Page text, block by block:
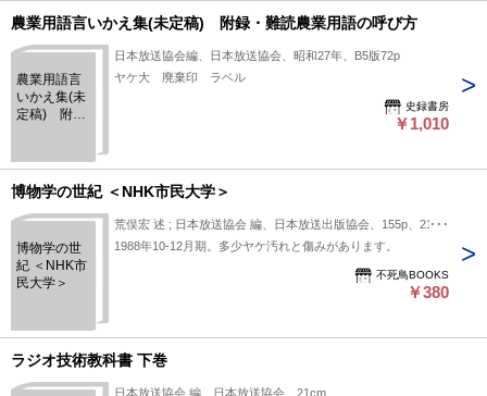
農業用語言いかえ集(未定稿) 附録・難読農業用語の呼び方
農業用語言
いかえ集(未
定稿) 附
び方
日本放送協会編、日本放送協会、昭和27年、B5版72p
ヤケ大 廃棄印 ラベル
史録書房
￥1,010
博物学の世紀 ＜NHK市民大学＞
博物学の世
紀 ＜NHK市
民大学＞
荒俣宏 述 ; 日本放送協会 編、日本放送出版協会、155p、21cm
1988年10-12月期。多少ヤケ汚れと傷みがあります。
不死鳥BOOKS
￥380
ラジオ技術教科書 下巻
日本放送協会 編、日本放送協会、21cm